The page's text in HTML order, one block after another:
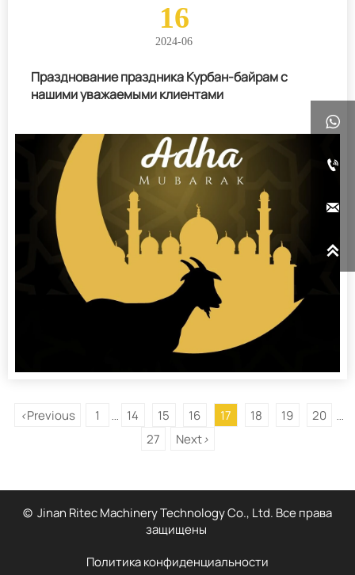
16
2024-06
Празднование праздника Курбан-байрам с
нашими уважаемыми клиентами
<Previous 1 ... 14 15 16 17 18 19 20 ...
27 Next>
© Jinan Ritec Machinery Technology Co., Ltd. Все права
защищены
Политика конфиденциальности



